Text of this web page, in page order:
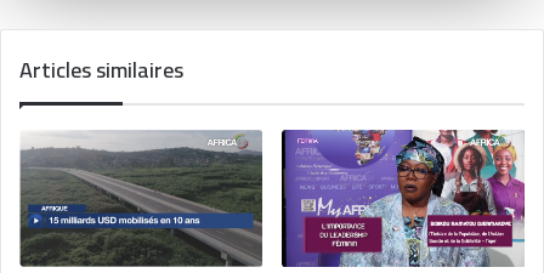
Articles similaires